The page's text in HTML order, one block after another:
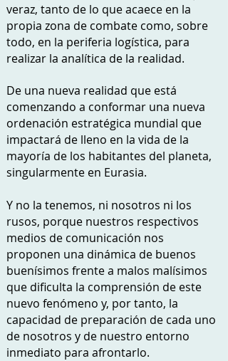
veraz, tanto de lo que acaece en la
propia zona de combate como, sobre
todo, en la periferia logística, para
realizar la analítica de la realidad.
De una nueva realidad que está
comenzando a conformar una nueva
ordenación estratégica mundial que
impactará de lleno en la vida de la
mayoría de los habitantes del planeta,
singularmente en Eurasia.
Y no la tenemos, ni nosotros ni los
rusos, porque nuestros respectivos
medios de comunicación nos
proponen una dinámica de buenos
buenísimos frente a malos malísimos
que dificulta la comprensión de este
nuevo fenómeno y, por tanto, la
capacidad de preparación de cada uno
de nosotros y de nuestro entorno
inmediato para afrontarlo.